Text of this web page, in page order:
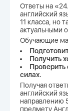
Ответы на
английский
11 класса, но
актуальными
Обучающие
Получить
Проверить
силах.
Получая
английский
направлению
предмету